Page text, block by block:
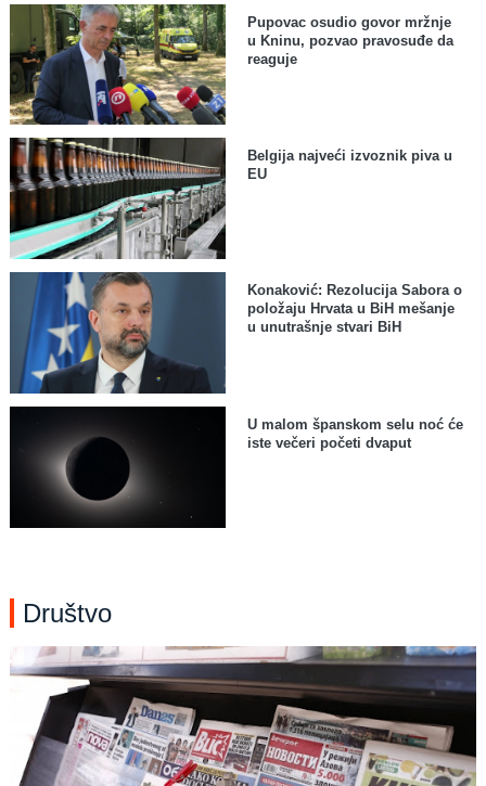
Pupovac osudio govor mržnje
u Kninu, pozvao pravosuđe da
reaguje
Belgija najveći izvoznik piva u
EU
Konaković: Rezolucija Sabora o
položaju Hrvata u BiH mešanje
u unutrašnje stvari BiH
U malom španskom selu noć će
iste večeri početi dvaput
Društvo